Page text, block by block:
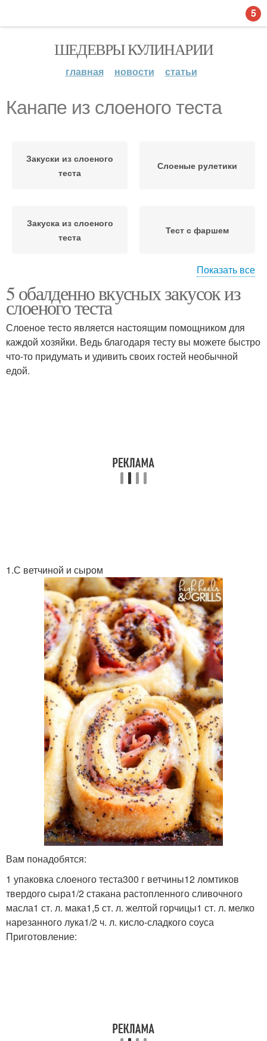
ШЕДЕВРЫ КУЛИНАРИИ
главная новости статьи
Канапе из слоеного теста
Закуски из слоеного
теста
Слоеные рулетики
Закуска из слоеного
теста
Тест с фаршем
Тест с курицей
теста
Пирог-закуска из
Тест с сыром
Тест с творожным
сыром
Тест с сырно-огуречной
начинкой
Тест с крабовой
начинкой
Булочки из слоеного
теста
Тест с грибами Тест с семгой
Ингредиенты для
слоеные пирожки
Слоеные пирожки
Из слоеный тест Праздничные канапе
Канапе на основе
Показать все
5 обалденно вкусных закусок из
слоеного теста
Слоеное тесто является настоящим помощником для
каждой хозяйки. Ведь благодаря тесту вы можете быстро
что-то придумать и удивить своих гостей необычной
едой.
1.С ветчиной и сыром
Вам понадобятся:
1 упаковка слоеного теста300 г ветчины12 ломтиков
твердого сыра1/2 стакана растопленного сливочного
масла1 ст. л. мака1,5 ст. л. желтой горчицы1 ст. л. мелко
нарезанного лука1/2 ч. л. кисло-сладкого соуса
Приготовление:
5